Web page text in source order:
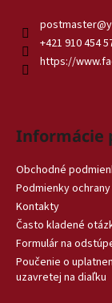
postmaster@
+421 910 454
https://
Informácie
Obchodné
Podmienky
Kontakty
Často kladené
Formulár na
Poučenie o
uzavretej na diaľku